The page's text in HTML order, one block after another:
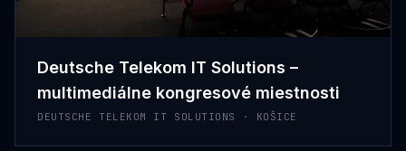
Deutsche Telekom IT Solutions –
multimediálne kongresové miestnosti
DEUTSCHE TELEKOM IT SOLUTIONS · KOŠICE